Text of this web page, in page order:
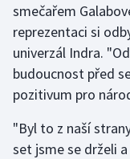
Short track
Sportovní střelba
Stolní tenis
Triatlon
smečařem
reprezentaci si
univerzál Indra.
budoucnost před
pozitivum pro
"Byl to z naší
set jsme se drželi